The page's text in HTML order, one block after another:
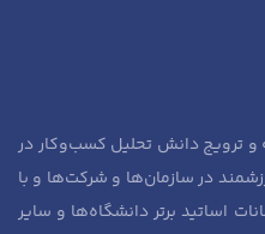
ترویج دانش تحلیل کسب‌وکار در
در سازمان‌ها و شرکت‌ها و با
اساتید برتر دانشگاه‌ها و سایر